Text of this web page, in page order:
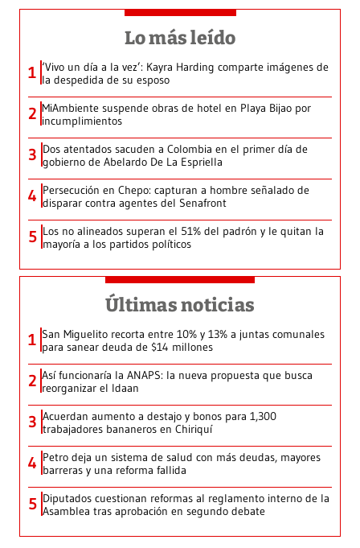
Lo más leído
1 ‘Vivo un día a la vez’: Kayra Harding comparte imágenes de
la despedida de su esposo
2 MiAmbiente suspende obras de hotel en Playa Bijao por
incumplimientos
3 Dos atentados sacuden a Colombia en el primer día de
gobierno de Abelardo De La Espriella
4 Persecución en Chepo: capturan a hombre señalado de
disparar contra agentes del Senafront
5 Los no alineados superan el 51% del padrón y le quitan la
mayoría a los partidos políticos
Últimas noticias
1 San Miguelito recorta entre 10% y 13% a juntas comunales
para sanear deuda de $14 millones
2 Así funcionaría la ANAPS: la nueva propuesta que busca
reorganizar el Idaan
3 Acuerdan aumento a destajo y bonos para 1,300
trabajadores bananeros en Chiriquí
4 Petro deja un sistema de salud con más deudas, mayores
barreras y una reforma fallida
5 Diputados cuestionan reformas al reglamento interno de la
Asamblea tras aprobación en segundo debate